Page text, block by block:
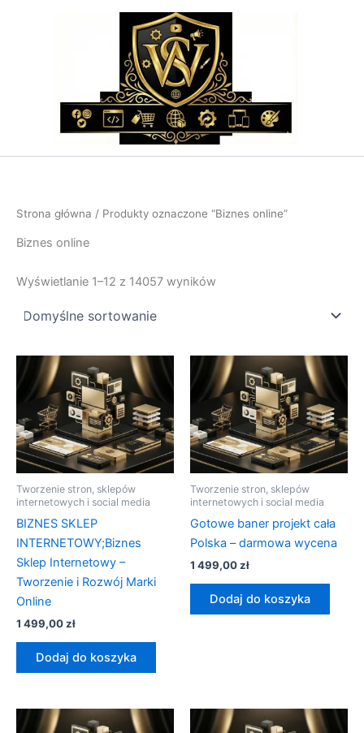
Strona główna / Produkty oznaczone “Biznes online”
Biznes online
Wyświetlanie 1–12 z 14057 wyników
Tworzenie stron, sklepów
internetowych i social media
BIZNES SKLEP
INTERNETOWY;Biznes
Sklep Internetowy –
Tworzenie i Rozwój Marki
Online
1 499,00zł
Dodaj do koszyka
Tworzenie stron, sklepów
internetowych i social media
Gotowe baner projekt cała
Polska – darmowa wycena
1 499,00zł
Dodaj do koszyka